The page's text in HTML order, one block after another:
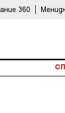
360